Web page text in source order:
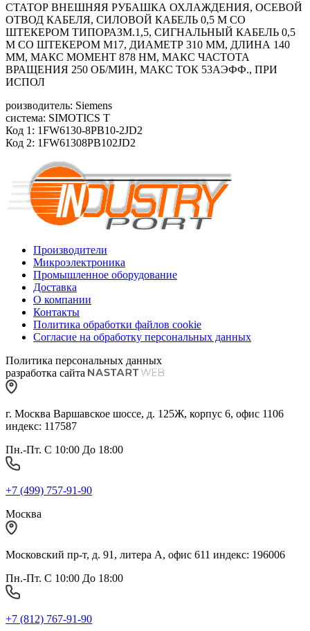
СТАТОР ВНЕШНЯЯ РУБАШКА ОХЛАЖДЕНИЯ, ОСЕВОЙ
ОТВОД КАБЕЛЯ, СИЛОВОЙ КАБЕЛЬ 0,5 М СО
ШТЕКЕРОМ ТИПОРАЗМ.1,5, СИГНАЛЬНЫЙ КАБЕЛЬ 0,5
М СО ШТЕКЕРОМ M17, ДИАМЕТР 310 ММ, ДЛИНА 140
ММ, МАКС МОМЕНТ 878 HM, МАКС ЧАСТОТА
ВРАЩЕНИЯ 250 ОБ/МИН, МАКС ТОК 53АЭФФ., ПРИ
ИСПОЛ
роизводитель: Siemens
система: SIMOTICS T
Код 1: 1FW6130-8PB10-2JD2
Код 2: 1FW61308PB102JD2
Производители
Микроэлектроника
Промышленное оборудование
Доставка
О компании
Контакты
Политика обработки файлов cookie
Согласие на обработку персональных данных
Политика персональных данных
разработка сайта
г. Москва Варшавское шоссе, д. 125Ж, корпус 6, офис 1106
индекс: 117587
Пн.-Пт. С 10:00 До 18:00
+7 (499) 757-91-90
Москва
Московский пр-т, д. 91, литера А, офис 611 индекс: 196006
Пн.-Пт. С 10:00 До 18:00
+7 (812) 767-91-90